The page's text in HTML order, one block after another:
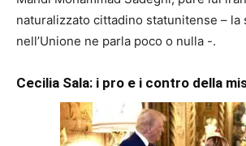
naturalizzato cittadino statunitense – la
nell’Unione ne parla poco o nulla -.
Cecilia Sala: i pro e i contro della